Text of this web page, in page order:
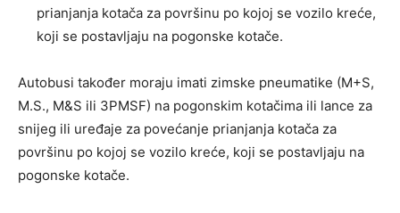
prianjanja kotača za površinu po kojoj se vozilo kreće,
koji se postavljaju na pogonske kotače.
Autobusi također moraju imati zimske pneumatike (M+S,
M.S., M&S ili 3PMSF) na pogonskim kotačima ili lance za
snijeg ili uređaje za povećanje prianjanja kotača za
površinu po kojoj se vozilo kreće, koji se postavljaju na
pogonske kotače.